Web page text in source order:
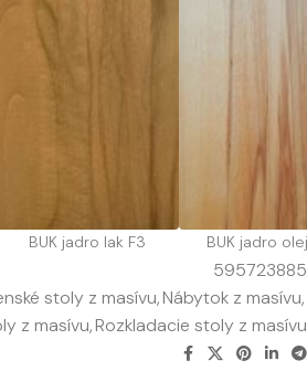
BUK jadro lak F3 BUK jadro
595723885
stoly z masívu,Nábytok z masívu,
z masívu,Rozkladacie stoly z masívu